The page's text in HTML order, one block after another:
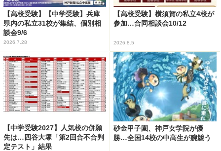
【高校受験】【中学受験】兵庫
県内の私立31校が集結、個別相
談会9/6
2026.7.28
【高校受験】横須賀の私立4校が
参加…合同相談会10/12
2026.8.5
【中学受験2027】人気校の併願
先は…四谷大塚「第2回合不合判
定テスト」結果
砂金甲子園、神戸女学院が優
勝…全国14校の中高生が腕競う